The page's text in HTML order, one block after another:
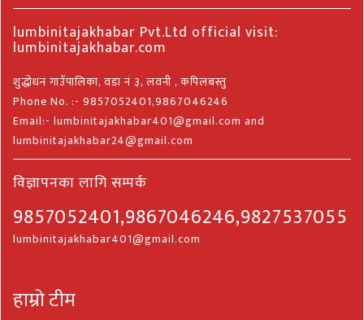
lumbinitajakhabar Pvt.Ltd official visit:
lumbinitajakhabar.com
शुद्धोधन गाउँपालिका, वडा नं ३, लवनी , कपिलबस्तु
Phone No. :- 9857052401,9867046246
Email:- lumbinitajakhabar401@gmail.com and
lumbinitajakhabar24@gmail.com
विज्ञापनका लागि सम्पर्क
9857052401,9867046246,9827537055
lumbinitajakhabar401@gmail.com
हाम्रो टीम